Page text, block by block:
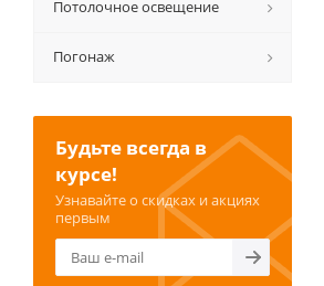
Потолочное освещение
Погонаж
Будьте всегда в
курсе!
Узнавайте о скидках и акциях
первым